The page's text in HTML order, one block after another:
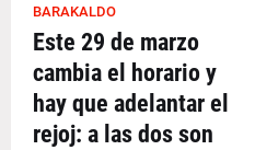
BARAKALDO
Este 29 de marzo
cambia el horario y
hay que adelantar el
rejoj: a las dos son